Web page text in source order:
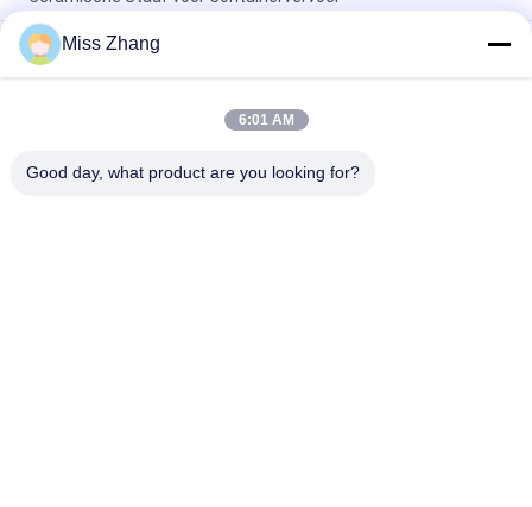
Van de de Cilinderstortplaats van DNV Op zwaar werk
berekende Elektro Hydraulische de Vrachtwagen Hydraulische
Cilinder
Aangepaste Industriële Hydraulische de Vrachtwagen
Miss Zhang
6:01 AM
Good day, what product are you looking for?